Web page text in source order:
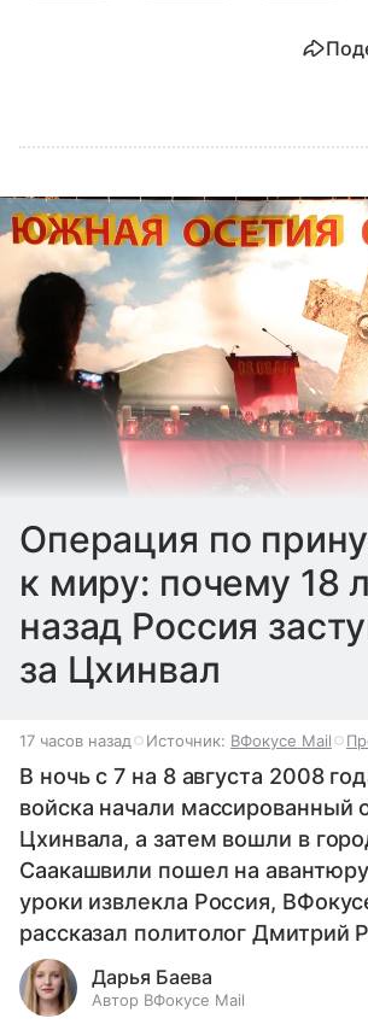
Операция по
к миру: почему 18
назад Россия
за Цхинвал
17 часов назад Источник: ВФокусе Mail
В ночь с 7 на 8 августа 2008
войска начали массированный
Цхинвала, а затем вошли в
Саакашвили пошел на
уроки извлекла Россия,
рассказал политолог Дмитрий
Дарья Баева
Автор ВФокусе Mail